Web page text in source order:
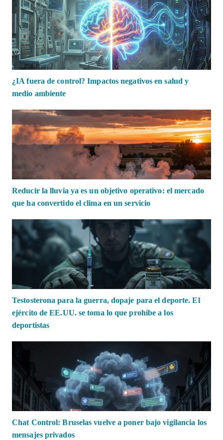
¿IA fuera de control? Impactos negativos en salud y
medio ambiente
Reducir la lluvia ya es un objetivo operativo: el mercado
que ha convertido el clima en un servicio
Testosterona para la guerra, dopaje para el deporte. El
ejército de EE.UU. se toma lo que prohíbe a los
deportistas
Chat Control: Bruselas vuelve a poner bajo vigilancia los
mensajes privados